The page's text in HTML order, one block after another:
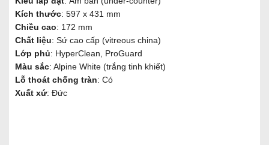
Kích thước: 597 x 431 mm
Chiều cao: 172 mm
Chất liệu: Sứ cao cấp (vitreous china)
Lớp phủ: HyperClean, ProGuard
Màu sắc: Alpine White (trắng tinh khiết)
Lỗ thoát chống tràn: Có
Xuất xứ: Đức